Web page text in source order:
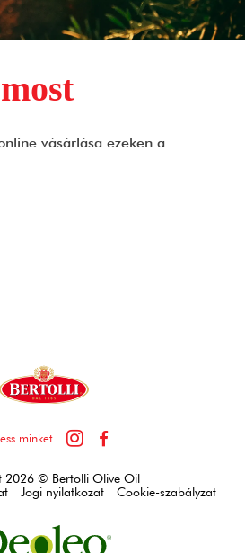
vásárlása ezeken a
minket
InstagramFacebook
2026 © Bertolli Olive Oil
Jogi nyilatkozat Cookie-szabályzat